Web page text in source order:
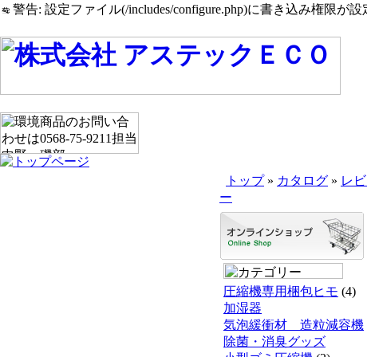
警告: 設定ファイル(/includes/configure.php)に書き込み権限が設
トップ» カタログ » レビ
ー
圧縮機専用梱包ヒモ (4)
加湿器
気泡緩衝材 造粒減容機
除菌・消臭グッズ